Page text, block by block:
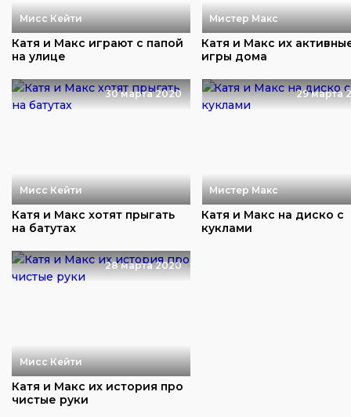
Мисс Кейти
Катя и Макс играют с папой
на улице
Мистер Макс
Катя и Макс их
игры дома
30 марта 2020
Мисс Кейти
Катя и Макс хотят прыгать
на батутах
29 марта
Мистер Макс
Катя и Макс на диско с
куклами
28 марта 2020
Мисс Кейти
Катя и Макс их история про
чистые руки